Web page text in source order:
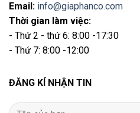
Email : info@giaphanco.com
Thời gian làm việc:
- Thứ 2 - thứ 6: 8:00 -17:30
- Thứ 7: 8:00 -12:00
ĐĂNG KÍ NHẬN TIN